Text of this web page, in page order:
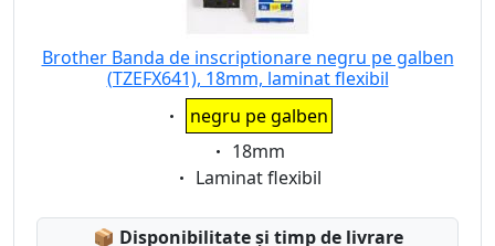
Brother Banda de inscriptionare negru pe galben
(TZEFX641), 18mm, laminat flexibil
Eigenschaft:
negru pe galben
Eigenschaft:
18mm
Eigenschaft:
Laminat flexibil
📦 Lagerstatus:
Disponibilitate și timp de livrare